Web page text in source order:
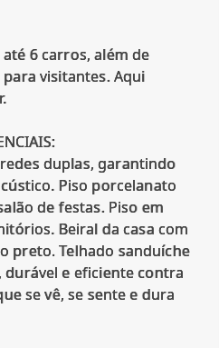
6 carros, além de
visitantes. Aqui
duplas, garantindo
Piso porcelanato
de festas. Piso em
Beiral da casa com
preto. Telhado sanduíche
e eficiente contra
se vê, se sente e dura